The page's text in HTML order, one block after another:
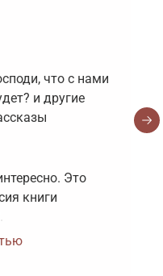
что с нами
и другие
Это
книги